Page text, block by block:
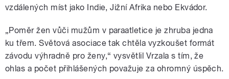
vzdálených míst jako Indie, Jižní Afrika nebo Ekvádor.
„Poměr žen vůči mužům v paraatletice je zhruba jedna
ku třem. Světová asociace tak chtěla vyzkoušet formát
závodu výhradně pro ženy,“ vysvětlil Vrzala s tím, že
ohlas a počet přihlášených považuje za ohromný úspěch.